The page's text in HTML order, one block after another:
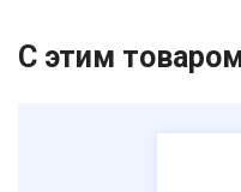
С этим